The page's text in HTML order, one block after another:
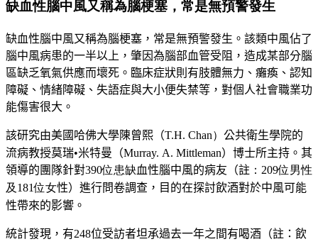
缺血性腦中風又稱為腦梗塞，常是無預警發生
缺血性腦中風又稱為腦梗塞，常是無預警發生。 該類中風佔了
腦中風病患的一半以上，肇因為腦部血管受阻，造成某部分腦
區缺乏氧氣供應而壞死。臨床症狀則有肢體無力、癱瘓 、 認知
障礙 、 情緒障礙 、 失語症與大小便失禁等，對個人社會職業功
能傷害很大。
該研究由美國哈佛大學陳曾熙 （T.H. Chan） 公共衛生學院的
流病教授莫瑞•米特曼 （Murray. A. Mittleman） 博士所主持。其
領導的 團隊針對390位患缺血性腦中風的病友 （註 ：209位男性
及181位女性） 進行問卷調查，目的在探討飲酒對於中風可能
性帶來的影響。
統計發現，有248位受訪者坦承過去一年之間有喝酒（註：飲